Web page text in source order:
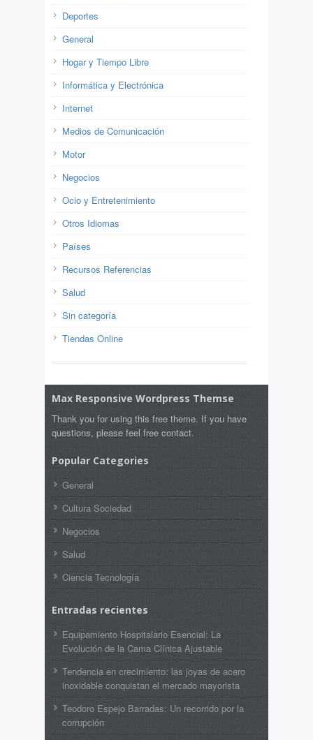
Deportes
General
Hogar y Tiempo Libre
Informática y Electrónica
Internet
Medios de Comunicación
Motor
Negocios
Ocio y Entretenimiento
Otros Idiomas
Países
Recursos Referencias
Salud
Sin categoría
Tiendas Online
Max Responsive Wordpress Themse
Thank you for using this free theme. If you have
questions, please feel free contact.
Popular Categories
General
Cultura Sociedad
Negocios
Salud
Ciencia Tecnología
Entradas recientes
Equipamiento Hospitalario Esencial: La
Evolución de la Cama Clínica Ajustable
Tendencia en crecimiento: las joyas de acero
inoxidable conquistan el mercado mayorista
Teodoro Espejo Barradas: Un recorrido por la
corrupción